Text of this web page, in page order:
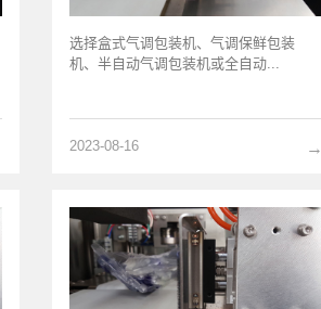
选择盒式气调包装机、气调保鲜包装
机、半自动气调包装机或全自动...
→
2023-08-16